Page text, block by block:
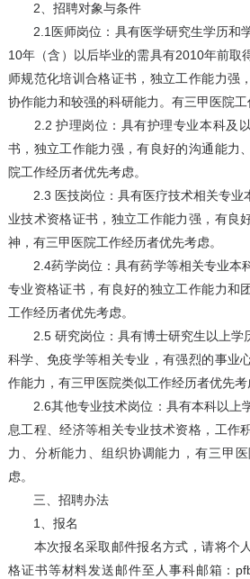
2、招聘对象与条件
2.1医师岗位：具有医学研究生学历和
10年（含）以后毕业的需具有2010年前取
师规范化培训合格证书，独立工作能力强
协作能力和较强的科研能力。有三甲医院工
2.2 护理岗位：具有护理专业本科及以
书，独立工作能力强，有良好的沟通能力
院工作经历者优先考虑。
2.3 医技岗位：具有医疗技术相关专业
业技术资格证书，独立工作能力强，有良
神，有三甲医院工作经历者优先考虑。
2.4药学岗位：具有药学等相关专业本
专业资格证书，有良好的独立工作能力和
工作经历者优先考虑。
2.5 研究岗位：具有博士研究生以上学
科学、免疫学等相关专业，有强烈的事业
作能力，有三甲医院类似工作经历者优先考
2.6其他专业技术岗位：具有本科以上
息工程、经济等相关专业技术资格，工作
力、分析能力、组织协调能力，有三甲
虑。
三、招聘办法
1、报名
本次报名采取邮件报名方式，请将个
格证书等材料发送邮件至人事科邮箱：